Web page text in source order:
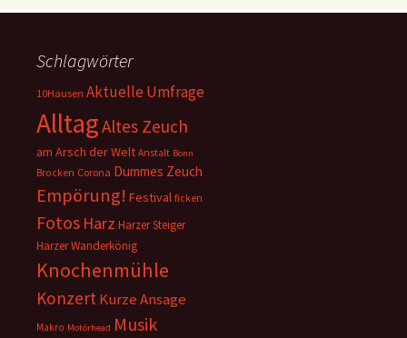
Schlagwörter
10Hausen Aktuelle Umfrage
AlltagAltes Zeuch
am Arsch der Welt Anstalt Bonn
Brocken Corona Dummes Zeuch
Empörung! Festival ficken
Fotos Harz Harzer Steiger
Harzer Wanderkönig
Knochenmühle
KonzertKurze Ansage
Makro Motörhead Musik